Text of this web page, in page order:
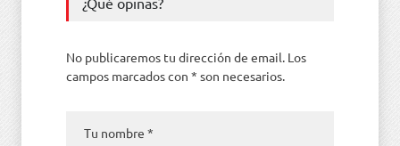
No publicaremos tu dirección de email. Los
campos marcados con * son necesarios.